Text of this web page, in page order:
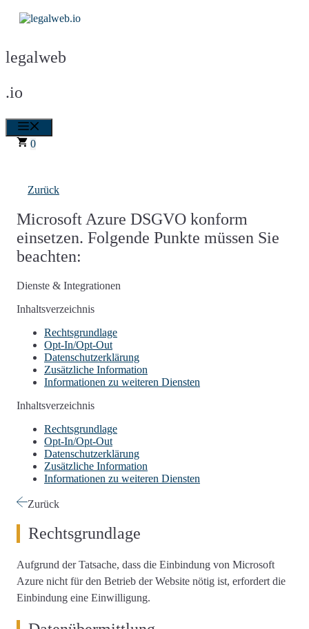
Zum
Inhalt
legalweb
.io
0
Zurück
Microsoft Azure DSGVO konform
einsetzen. Folgende Punkte müssen Sie
beachten:
Dienste & Integrationen
Inhaltsverzeichnis
Rechtsgrundlage
Opt-In/Opt-Out
Datenschutzerklärung
Zusätzliche Information
Informationen zu weiteren Diensten
Inhaltsverzeichnis
Rechtsgrundlage
Opt-In/Opt-Out
Datenschutzerklärung
Zusätzliche Information
Informationen zu weiteren Diensten
Zurück
Rechtsgrundlage
Aufgrund der Tatsache, dass die Einbindung von Microsoft
Azure nicht für den Betrieb der Website nötig ist, erfordert die
Einbindung eine Einwilligung.